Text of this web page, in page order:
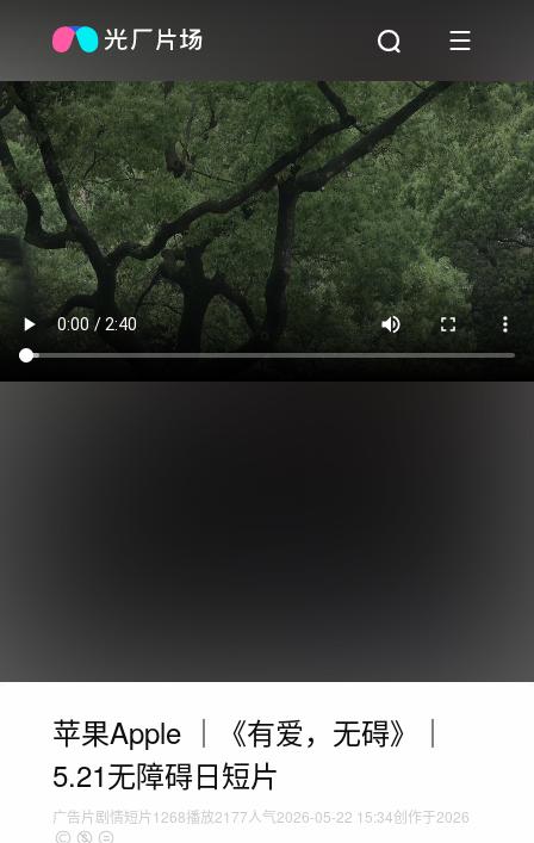
苹果Apple ｜《有爱，无碍》｜
5.21无障碍日短片
广告片剧情短片1268播放2177人气2026-05-22 15:34创作于2026